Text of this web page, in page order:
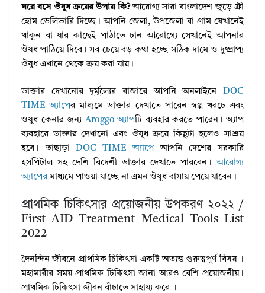
ঘরে বসে ঔষুধ ক্রয়ের উপায় কি?আরোগ্য সারা বাংলাদেশ জুড়ে ফ্রী
হোম ডেলিভারি দিচ্ছে। আপনি জেলা, উপজেলা বা গ্রাম যেখানেই
থাকুন বা যার কাছেই পাঠাতে চান আরোগ্যে সেখানেই আপনার
ঔষধ পাঠিয়ে দিবে। সব চেয়ে বড় কথা হচ্ছে সঠিক দামে ও দুষ্প্রাপ্য
ঔষুধ এখানে থেকে ক্রয় করা যায়।
ডাক্তার দেখানোর দূর্মূল্যের বাজারে আপনি অনলাইনে DOC
TIME অ্যাপের মাধ্যমে ডাক্তার দেখাতে পারেন স্বল্প খরচে এবং
ওষুধ কেনার জন্যAroggo অ্যাপটি ব্যবহার করতে পারেন। অ্যাপ
ব্যবহারে ডাক্তার দেখানো এবং ঔষুধ ক্রয়ে কিছুটা হলেও সাশ্রয়
হবে। তাছাড়াDOC TIME অ্যাপেআপনি দেশের সরকারি
হসপিটাল সহ দেশি বিদেশী ডাক্তার দেখাতে পারবেন।আরোগ্য
অ্যাপের মাধ্যমে পাওয়া যাচ্ছে না এমন ঔষুধ বাসায় পেয়ে যাবেন।
প্রাথমিক চিকিৎসার প্রয়োজনীয় উপকরণ ২০২২ /
First AID Treatment Medical Tools List
2022
দৈনন্দিন জীবনে প্রাথমিক চিকিৎসা একটি অত্যন্ত গুরুত্বপূর্ণ বিষয় ।
মহামারীর সময় প্রাথমিক চিকিৎসা জানা আরও বেশি প্রয়োজনীয়।
প্রাথমিক চিকিৎসা জীবন বাঁচাতে সাহায্য করে ।